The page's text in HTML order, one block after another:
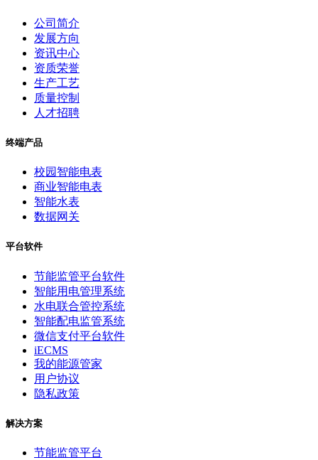
公司简介
发展方向
资讯中心
资质荣誉
生产工艺
质量控制
人才招聘
终端产品
校园智能电表
商业智能电表
智能水表
数据网关
平台软件
节能监管平台软件
智能用电管理系统
水电联合管控系统
智能配电监管系统
微信支付平台软件
iECMS
我的能源管家
用户协议
隐私政策
解决方案
节能监管平台